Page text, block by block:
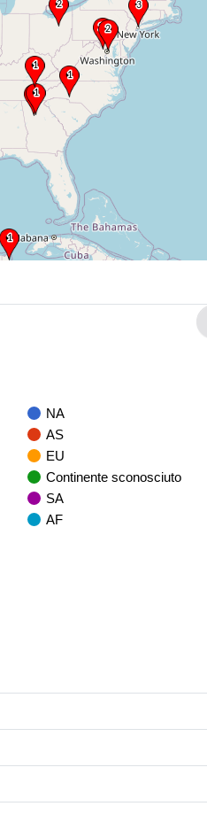
NA
AS
EU
Continente sconosciuto
SA
AF